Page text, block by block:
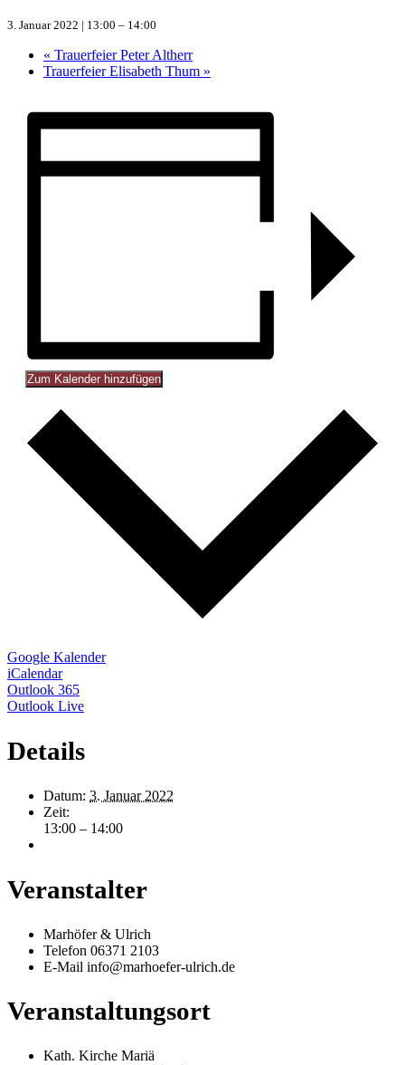
3. Januar 2022 | 13:00 – 14:00
« Trauerfeier Peter Altherr
Trauerfeier Elisabeth Thum »
Zum Kalender hinzufügen
Google Kalender
iCalendar
Outlook 365
Outlook Live
Details
Datum: 3. Januar 2022
Zeit:
13:00 – 14:00
Veranstalter
Marhöfer & Ulrich
Telefon 06371 2103
E-Mail info@marhoefer-ulrich.de
Veranstaltungsort
Kath. Kirche Mariä